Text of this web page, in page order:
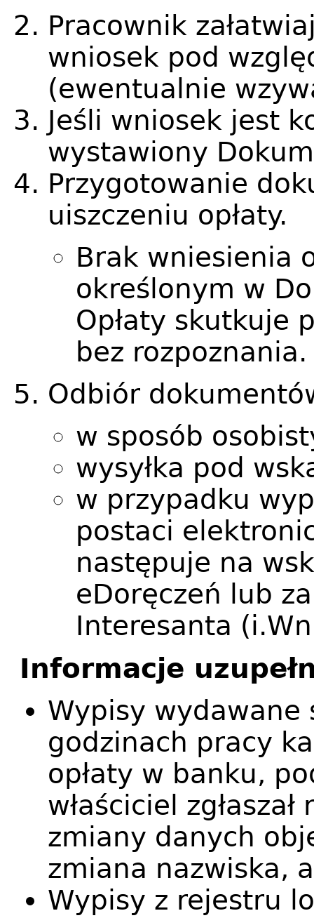
Pracownik
wniosek pod
(ewentualnie
Jeśli wniosek jest
wystawiony
Przygotowanie
uiszczeniu
Brak wniesienia
określonym w
Opłaty skutkuje
bez rozpoznania.
Odbiór
w sposób
wysyłka pod
w przypadku
postaci
następuje na
eDoręczeń lub
Interesanta
Informacje
Wypisy wydawane
godzinach pracy
opłaty w banku,
właściciel
zmiany danych
zmiana nazwiska,
Wypisy z rejestru